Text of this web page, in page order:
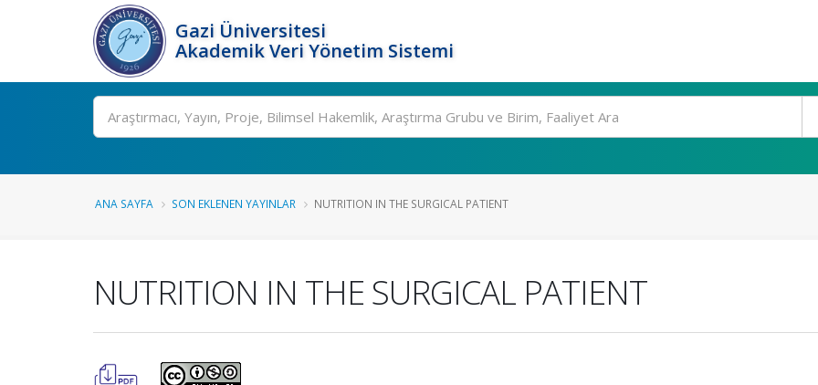
Gazi Üniversitesi
Akademik Veri Yönetim Sistemi
Ara
ANA SAYFA SON EKLENEN YAYINLAR NUTRITION IN THE SURGICAL PATIENT
NUTRITION IN THE SURGICAL PATIENT